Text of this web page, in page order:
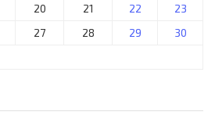
20 21 22
23
27 28 29
30